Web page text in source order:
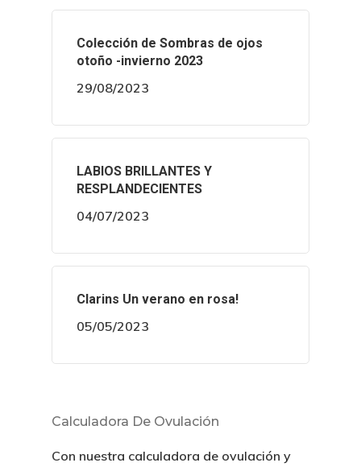
Colección de Sombras de ojos
otoño -invierno 2023
29/08/2023
LABIOS BRILLANTES Y
RESPLANDECIENTES
04/07/2023
Clarins Un verano en rosa!
05/05/2023
Calculadora De Ovulación
Con nuestra calculadora de ovulación y